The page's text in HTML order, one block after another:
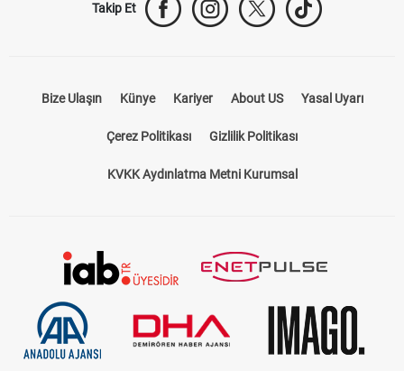
Takip Et
Bize Ulaşın Künye Kariyer About US Yasal Uyarı
Çerez Politikası Gizlilik Politikası
KVKK Aydınlatma Metni Kurumsal